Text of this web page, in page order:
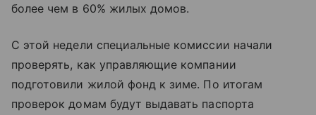
более чем в 60% жилых домов.
С этой недели специальные комиссии начали
проверять, как управляющие компании
подготовили жилой фонд к зиме. По итогам
проверок домам будут выдавать паспорта